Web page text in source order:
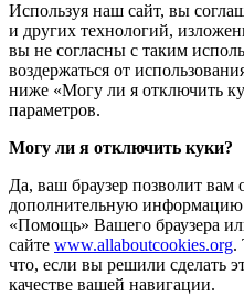
Используя наш сайт, вы
и других технологий,
вы не согласны с таким
воздержаться от
ниже «Могу ли я отключить
параметров.
Могу ли я отключить куки?
Да, ваш браузер позволит вам
дополнительную информацию
«Помощь» Вашего браузера
сайте www.allaboutcookies.org.
что, если вы решили сделать
качестве вашей навигации.